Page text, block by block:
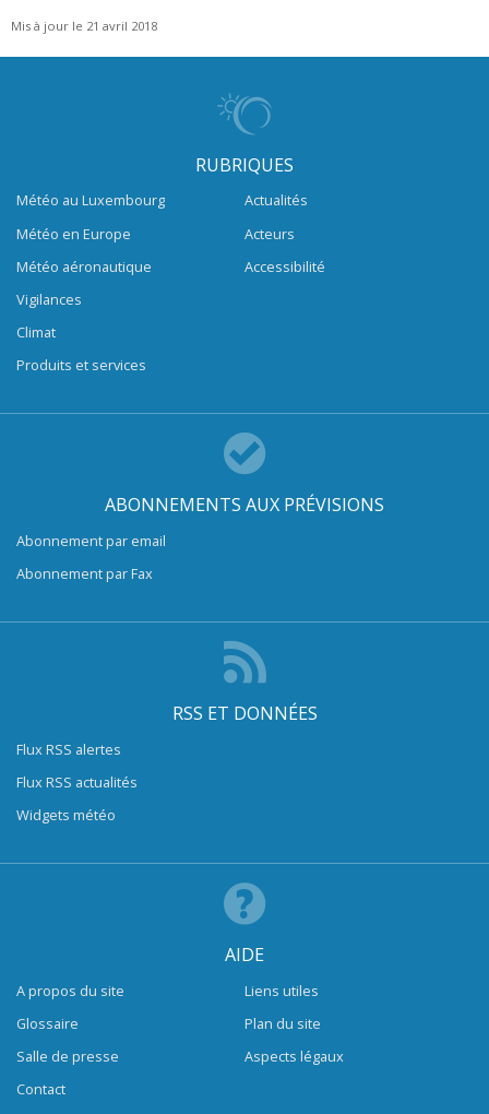
Mis à jour le 21 avril 2018
RUBRIQUES
Météo au Luxembourg
Météo en Europe
Météo aéronautique
Vigilances
Climat
Produits et services
Actualités
Acteurs
Accessibilité
ABONNEMENTS AUX PRÉVISIONS
Abonnement par email
Abonnement par Fax
RSS ET DONNÉES
Flux RSS alertes
Flux RSS actualités
Widgets météo
AIDE
A propos du site
Glossaire
Salle de presse
Contact
Liens utiles
Plan du site
Aspects légaux